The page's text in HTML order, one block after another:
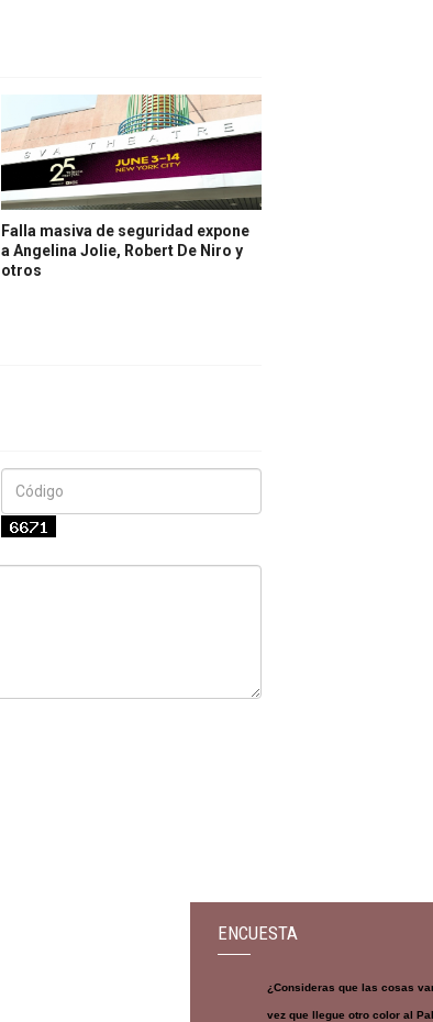
Falla masiva de seguridad expone
a Angelina Jolie, Robert De Niro y
otros
ENCUESTA
¿Consideras que las cosas
vez que llegue otro color al